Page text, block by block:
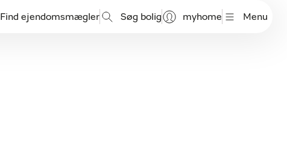
Find ejendomsmægler Søg bolig myhome Menu